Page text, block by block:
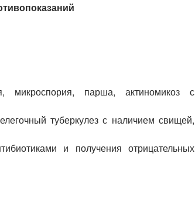
микроспория, парша, актиномикоз с
туберкулез с наличием свищей,
и получения отрицательных